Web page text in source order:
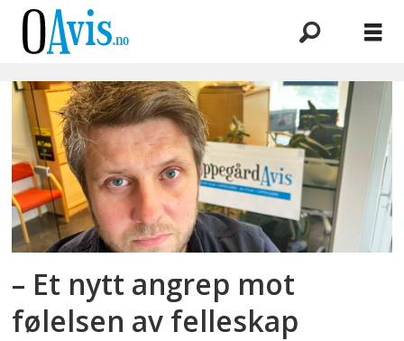
Emne:
kommentar
– Et nytt angrep mot
følelsen av felleskap